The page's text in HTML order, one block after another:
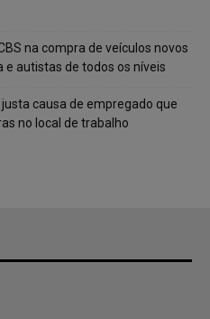
na compra de veículos novos
autistas de todos os níveis
causa de empregado que
no local de trabalho